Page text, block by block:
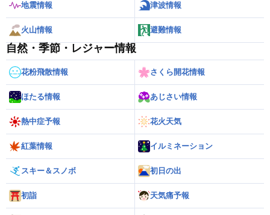
地震情報 津波情報
火山情報 避難情報
自然・季節・レジャー情報
花粉飛散情報 さくら開花情報
ほたる情報 あじさい情報
熱中症予報 花火天気
紅葉情報 イルミネーション
スキー＆スノボ 初日の出
初詣 天気痛予報